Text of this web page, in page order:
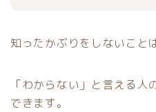
知ったかぶりをしないこと
「わからない」と言える
できます。